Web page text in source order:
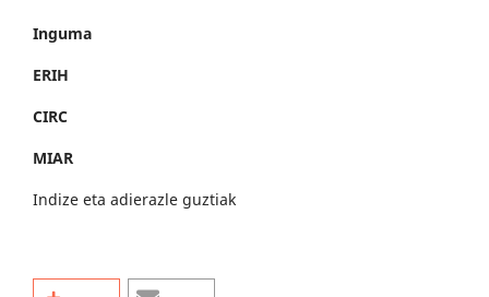
Inguma
ERIH
CIRC
MIAR
Indize eta adierazle guztiak